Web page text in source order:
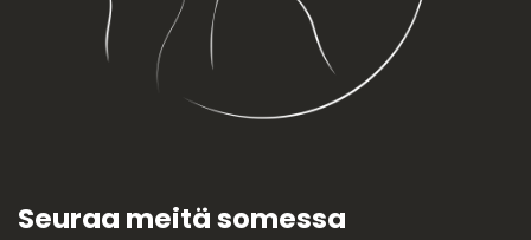
Seuraa meitä somessa